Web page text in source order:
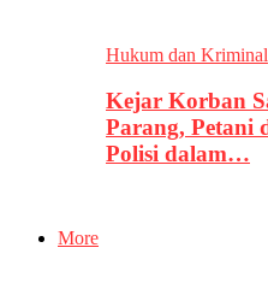
Hukum dan Kriminal
Kejar Korban
Parang, Petani
Polisi dalam…
More